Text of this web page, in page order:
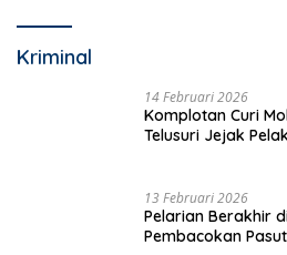
Kriminal
14 Februari 2026
Komplotan Curi
Telusuri Jejak
13 Februari 2026
Pelarian Berakhir
Pembacokan